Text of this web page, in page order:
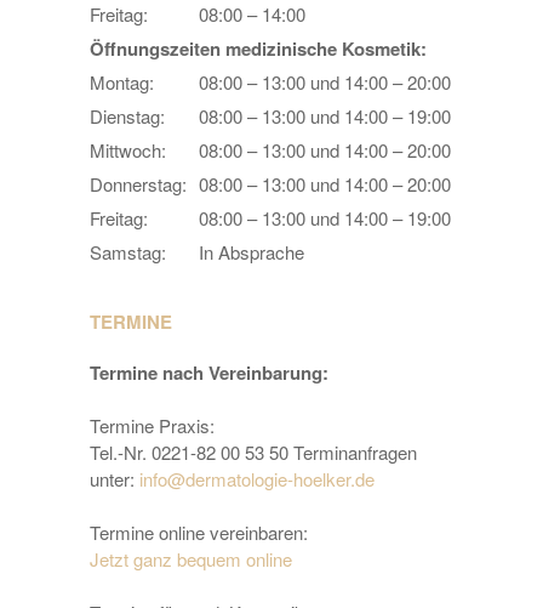
Freitag:
08:00 – 14:00
Öffnungszeiten medizinische Kosmetik:
Montag:
08:00 – 13:00 und 14:00 – 20:00
Dienstag:
08:00 – 13:00 und 14:00 – 19:00
Mittwoch:
08:00 – 13:00 und 14:00 – 20:00
Donnerstag: 08:00 – 13:00 und 14:00 – 20:00
Freitag:
08:00 – 13:00 und 14:00 – 19:00
Samstag:
In Absprache
TERMINE
Termine nach Vereinbarung:
Termine Praxis:
Tel.-Nr. 0221-82 00 53 50 Terminanfragen
unter: info@dermatologie-hoelker.de
Termine online vereinbaren:
Jetzt ganz bequem online